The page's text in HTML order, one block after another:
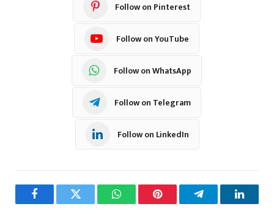
Follow on Pinterest
Follow on YouTube
Follow on WhatsApp
Follow on Telegram
Follow on LinkedIn
FacebookTwitter WhatsAppPinterest Telegram